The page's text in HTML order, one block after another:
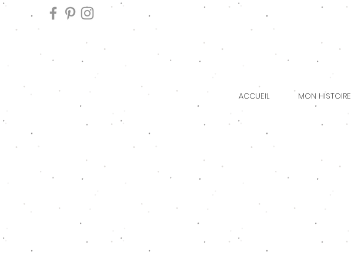
ACCUEIL MON HISTOIRE